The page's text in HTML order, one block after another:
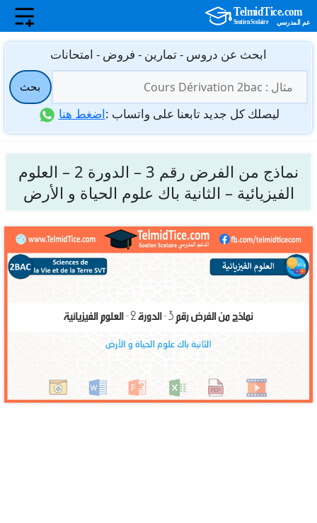
انتقل
المحتوى
ابحث عن دروس - تمارين - فروض - امتحانات
عن:
بحث
ليصلك كل جديد تابعنا على واتساب :اضغط هنا
نماذج من الفرض رقم 3 – الدورة 2 – العلوم
الفيزيائية – الثانية باك علوم الحياة و الأرض